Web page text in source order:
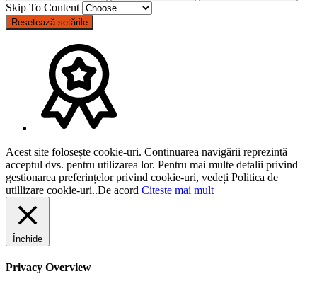
Skip To Content
Resetează setările
Acest site folosește cookie-uri. Continuarea navigării reprezintă
acceptul dvs. pentru utilizarea lor. Pentru mai multe detalii privind
gestionarea preferințelor privind cookie-uri, vedeți Politica de
utillizare cookie-uri..De acord Citeste mai mult
Închide
Privacy Overview